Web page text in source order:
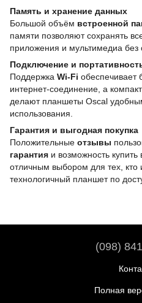
Память и хранение данных
Большой объём встроенной
памяти позволяют сохранять
приложения и мультимедиа без
Подключение и
Поддержка Wi-Fi обеспечивает
интернет-соединение, а
делают планшеты Oscal
использования.
Гарантия и выгодная покупка
Положительные отзывы
гарантия и возможность купить
отличным выбором для тех,
технологичный планшет по
(098)
Полная